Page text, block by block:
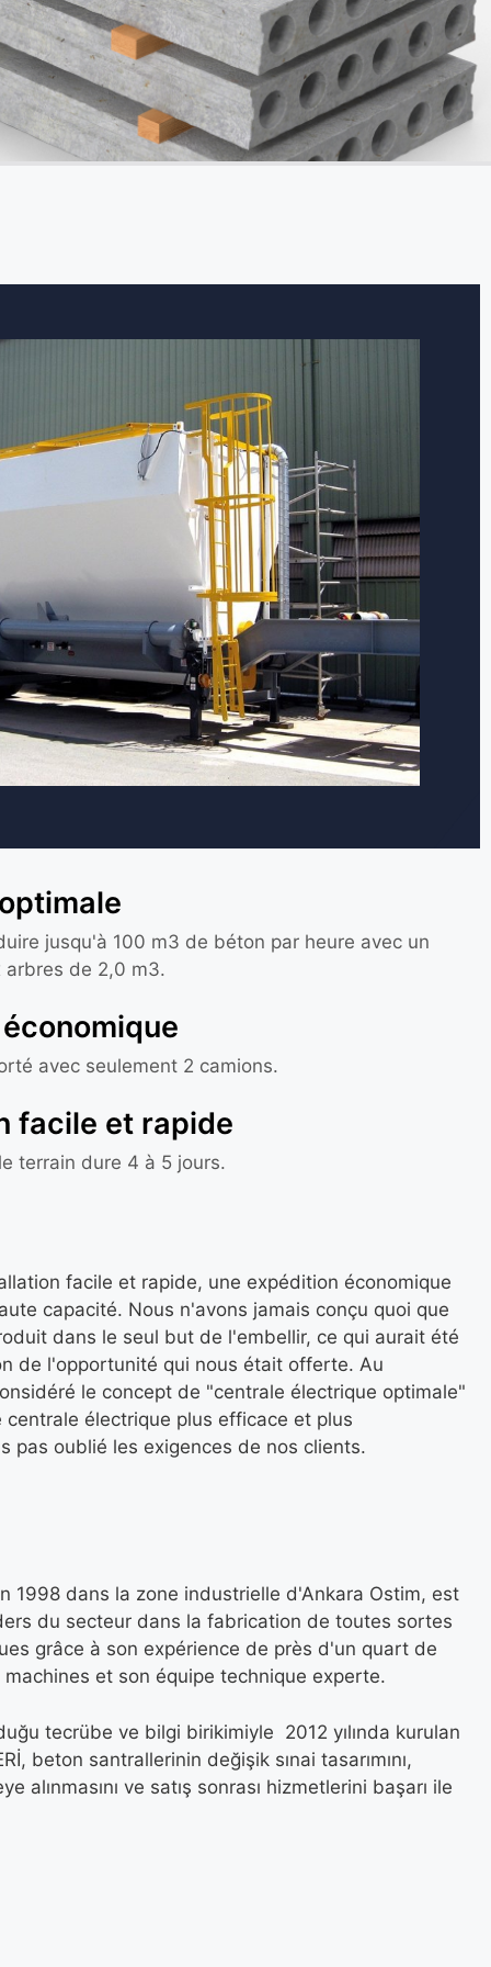
jusqu'à 100 m3 de béton par heure avec un
arbres de 2,0 m3.
avec seulement 2 camions.
facile et rapide
terrain dure 4 à 5 jours.
facile et rapide, une expédition économique
capacité. Nous n'avons jamais conçu quoi que
dans le seul but de l'embellir, ce qui aurait été
de l'opportunité qui nous était offerte. Au
le concept de "centrale électrique optimale"
électrique plus efficace et plus
pas oublié les exigences de nos clients.
1998 dans la zone industrielle d'Ankara Ostim, est
du secteur dans la fabrication de toutes sortes
grâce à son expérience de près d'un quart de
et son équipe technique experte.
tecrübe ve bilgi birikimiyle 2012 yılında kurulan
beton santrallerinin değişik sınai tasarımını,
alınmasını ve satış sonrası hizmetlerini başarı ile